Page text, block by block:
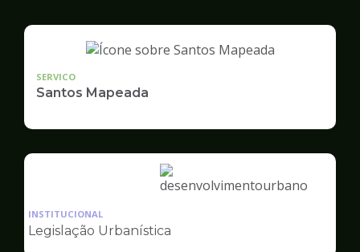
SERVICO
Santos Mapeada
Ilustração
INSTITUCIONAL
Legislação Urbanística